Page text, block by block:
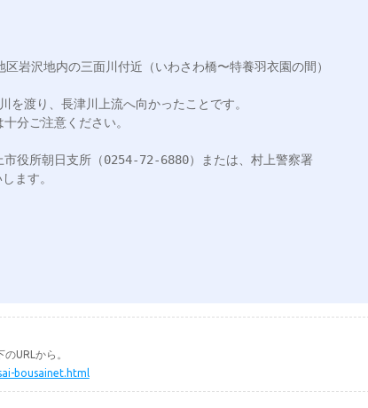
岩沢地内の三面川付近（いわさわ橋〜特養羽衣園の間）
を渡り、長津川上流へ向かったことです。
分ご注意ください。
役所朝日支所（0254-72-6880）または、村上警察署
ます。
URLから。
bousainet.html